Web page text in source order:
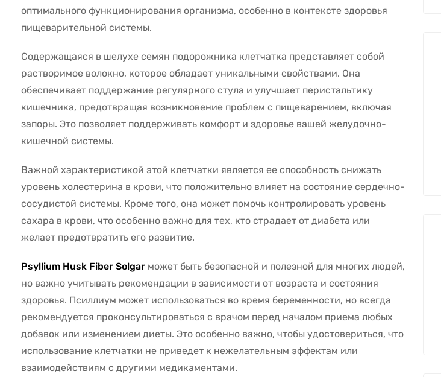
оптимального функционирования организма, особенно в контексте здоровья
пищеварительной системы.
Содержащаяся в шелухе семян подорожника клетчатка представляет собой
растворимое волокно, которое обладает уникальными свойствами. Она
обеспечивает поддержание регулярного стула и улучшает перистальтику
кишечника, предотвращая возникновение проблем с пищеварением, включая
запоры. Это позволяет поддерживать комфорт и здоровье вашей желудочно-
кишечной системы.
Важной характеристикой этой клетчатки является ее способность снижать
уровень холестерина в крови, что положительно влияет на состояние сердечно-
сосудистой системы. Кроме того, она может помочь контролировать уровень
сахара в крови, что особенно важно для тех, кто страдает от диабета или
желает предотвратить его развитие.
Psyllium Husk Fiber Solgar может быть безопасной и полезной для многих людей,
но важно учитывать рекомендации в зависимости от возраста и состояния
здоровья. Псиллиум может использоваться во время беременности, но всегда
рекомендуется проконсультироваться с врачом перед началом приема любых
добавок или изменением диеты. Это особенно важно, чтобы удостовериться, что
использование клетчатки не приведет к нежелательным эффектам или
взаимодействиям с другими медикаментами.